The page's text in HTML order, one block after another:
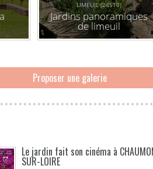
LIMEUIL (24510)
Jardins panoramiques
de limeuil
Proposer une galerie
Le jardin fait son cinéma à
SUR-LOIRE